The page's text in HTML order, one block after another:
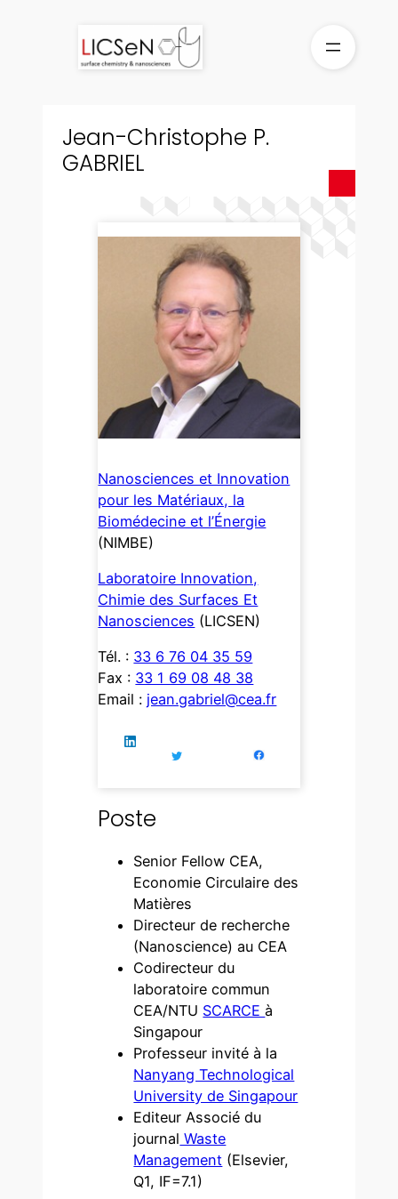
Jean-Christophe P.
GABRIEL
Nanosciences et Innovation
pour les Matériaux, la
Biomédecine et l’Énergie
(NIMBE)
Laboratoire Innovation,
Chimie des Surfaces Et
Nanosciences (LICSEN)
Tél. : 33 6 76 04 35 59
Fax : 33 1 69 08 48 38
Email : jean.gabriel@cea.fr
Poste
Senior Fellow CEA,
Economie Circulaire des
Matières
Directeur de recherche
(Nanoscience) au CEA
Codirecteur du
laboratoire commun
CEA/NTU SCARCEà
Singapour
Professeur invité à la
Nanyang Technological
University de Singapour
Editeur Associé du
journal Waste
Management (Elsevier,
Q1, IF=7.1)